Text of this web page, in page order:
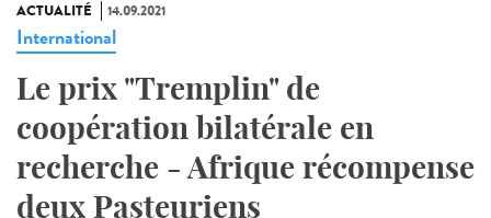
ACTUALITÉ 14.09.2021
International
Le prix "Tremplin" de
coopération bilatérale en
recherche - Afrique récompense
deux Pasteuriens